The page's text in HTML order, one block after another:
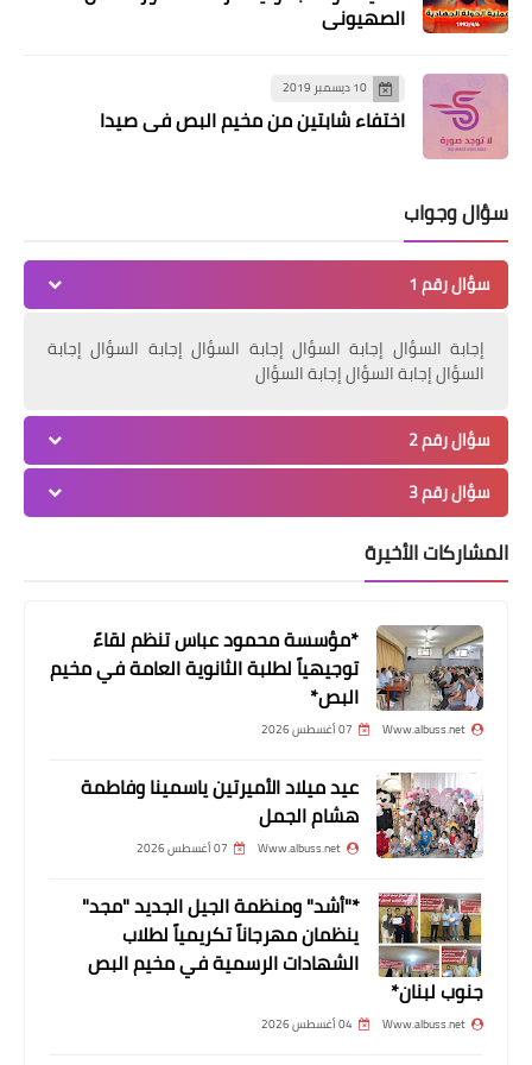
مقالات
الاستيطان الاستعماري في خدمة
المشروع الاسرائيلي ‏
صيدا
فرق الإسعاف تطفئ صفاراتها وتستغيث..
المحروقات تُجبر سياراتها على التوقف
صارع الموت بعد انفجار المرفأ...ونجح
بجدارة في الامتحانات الرسمية بعد 12
عملية جراحية
الصهيوني
10 ديسمبر 2019
اختفاء شابتين من مخيم البص في صيدا
سؤال وجواب
سؤال رقم 1
إجابة السؤال إجابة السؤال إجابة السؤال إجابة السؤال إجابة
السؤال إجابة السؤال إجابة السؤال
سؤال رقم 2
سؤال رقم 3
المشاركات الأخيرة
*مؤسسة محمود عباس تنظم لقاءً
توجيهياً لطلبة الثانوية العامة في مخيم
البص*
Www.albuss.net 07 أغسطس 2026
عيد ميلاد الأميرتين ياسمينا وفاطمة
هشام الجمل
Www.albuss.net 07 أغسطس 2026
*"أشد" ومنظمة الجيل الجديد "مجد"
ينظمان مهرجاناً تكريمياً لطلاب
الشهادات الرسمية في مخيم البص
جنوب لبنان*
Www.albuss.net 04 أغسطس 2026